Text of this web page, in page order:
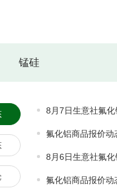
生意社
生意社
生意社
生意社
8月7日生意社氟
氟化铝商品报价动
8月6日生意社氟
氟化铝商品报价动
锰硅